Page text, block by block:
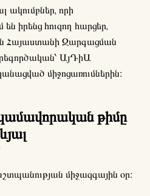
ակումբներ, որի
են իրենց հուզող հարցեր,
Հայաստանի Զարգացման
ԱյԴիԱ
միջոցառումներին։
թիմը
միջազգային օր։